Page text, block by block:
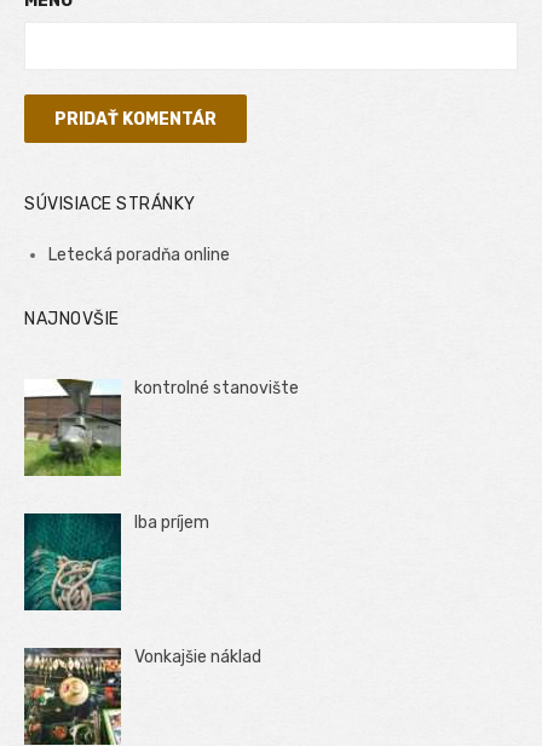
SÚVISIACE STRÁNKY
Letecká poradňa online
NAJNOVŠIE
kontrolné stanovište
Iba príjem
Vonkajšie náklad